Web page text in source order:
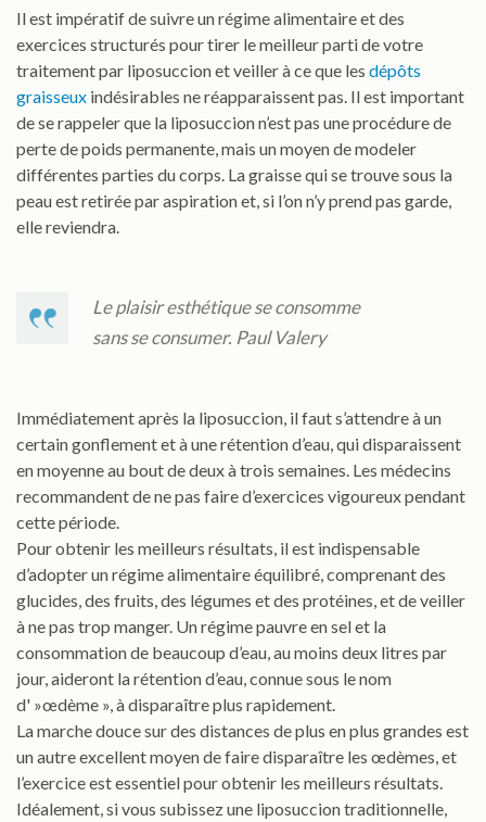
Il est impératif de suivre un régime alimentaire et des
exercices structurés pour tirer le meilleur parti de votre
traitement par liposuccion et veiller à ce que les dépôts
graisseux indésirables ne réapparaissent pas. Il est important
de se rappeler que la liposuccion n’est pas une procédure de
perte de poids permanente, mais un moyen de modeler
différentes parties du corps. La graisse qui se trouve sous la
peau est retirée par aspiration et, si l’on n’y prend pas garde,
elle reviendra.
Le plaisir esthétique se consomme
sans se consumer. Paul Valery
Immédiatement après la liposuccion, il faut s’attendre à un
certain gonflement et à une rétention d’eau, qui disparaissent
en moyenne au bout de deux à trois semaines. Les médecins
recommandent de ne pas faire d’exercices vigoureux pendant
cette période.
Pour obtenir les meilleurs résultats, il est indispensable
d’adopter un régime alimentaire équilibré, comprenant des
glucides, des fruits, des légumes et des protéines, et de veiller
à ne pas trop manger. Un régime pauvre en sel et la
consommation de beaucoup d’eau, au moins deux litres par
jour, aideront la rétention d’eau, connue sous le nom
d' »œdème », à disparaître plus rapidement.
La marche douce sur des distances de plus en plus grandes est
un autre excellent moyen de faire disparaître les œdèmes, et
l’exercice est essentiel pour obtenir les meilleurs résultats.
Idéalement, si vous subissez une liposuccion traditionnelle,